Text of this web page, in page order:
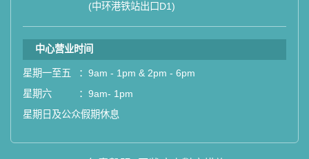
(中环港铁站出口D1)
中心营业时间
星期一至五 ： 9am - 1pm & 2pm - 6pm
星期六
： 9am- 1pm
星期日及公众假期休息